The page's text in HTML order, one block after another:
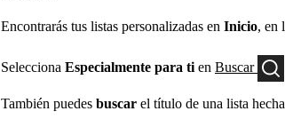
Encontrarás tus listas personalizadas en Inicio ,
Selecciona Especialmente para ti en Buscar
También puedes buscar el título de una lista